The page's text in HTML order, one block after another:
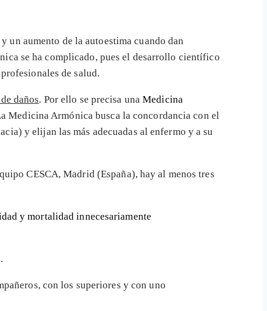
un aumento de la autoestima cuando dan
se ha complicado, pues el desarrollo científico
de salud.
daños. Por ello se precisa unaMedicina
Medicina Armónica busca la concordancia con el
y elijan las más adecuadas al enfermo y a su
CESCA, Madrid (España), hay al menos tres
y mortalidad innecesariamente
.
con los superiores y con uno